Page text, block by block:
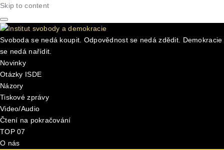
Skip to content
Svoboda se nedá koupit. Odpovědnost se nedá zdědit. Demokracie
se nedá nařídit.
Novinky
Otázky ISDE
Názory
Tiskové zprávy
Video/Audio
Čtení na pokračování
TOP 07
O nás